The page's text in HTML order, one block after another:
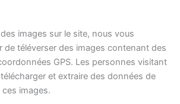
images sur le site, nous vous
de téléverser des images contenant des
GPS. Les personnes visitant
et extraire des données de
images.